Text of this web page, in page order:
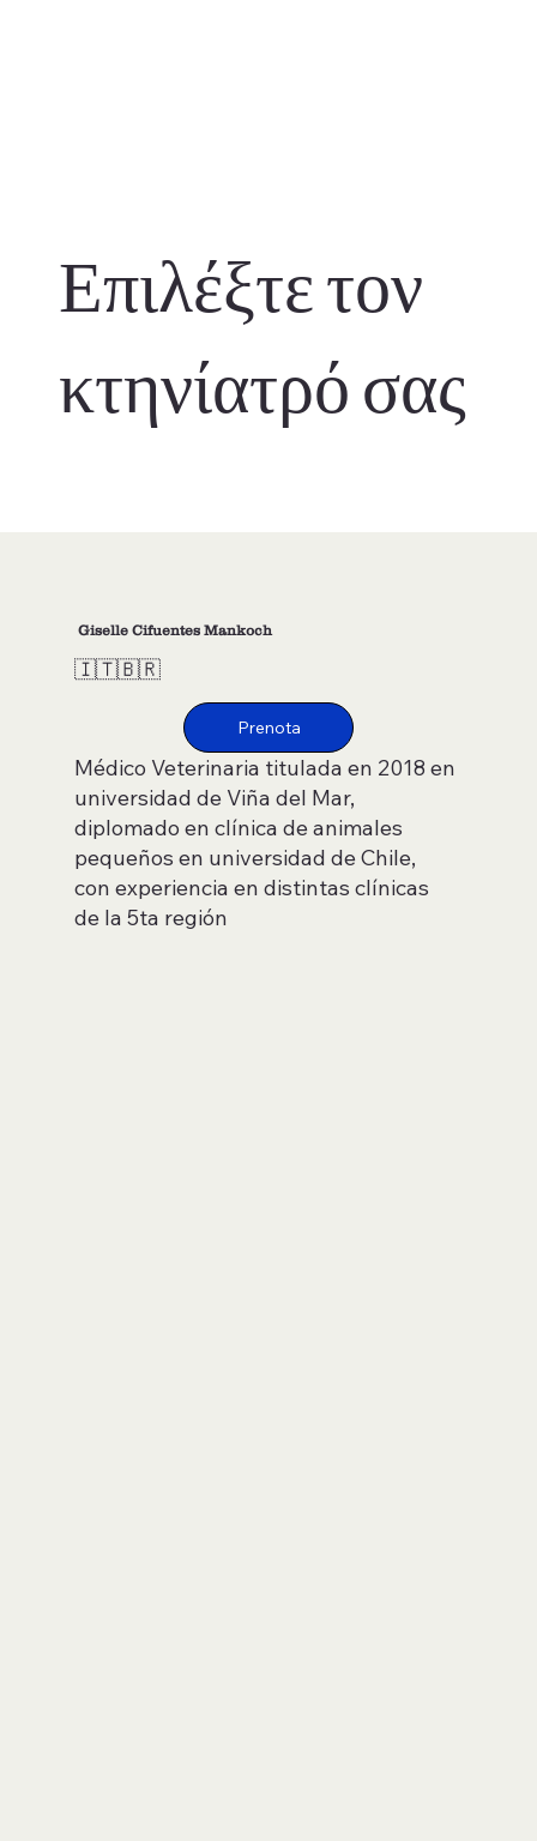
Giselle Cifuentes Mankoch
🇮🇹🇧🇷
Médico Veterinaria titulada en 2018 en
universidad de Viña del Mar,
diplomado en clínica de animales
pequeños en universidad de Chile,
con experiencia en distintas clínicas
de la 5ta región
Επιλέξτε τον
κτηνίατρό σας